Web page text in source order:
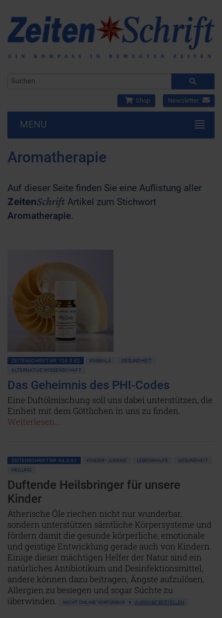
Shop Newsletter
MENU
Aromatherapie
Auf dieser Seite finden Sie eine Auflistung aller
ZeitenSchrift Artikel zum Stichwort
Aromatherapie.
ZEITENSCHRIFT NR. 124, S.62 KABBALA
GESUNDHEIT
ALTERNATIVE WISSENSCHAFT
Das Geheimnis des PHI-Codes
Eine Duftölmischung soll uns dabei unterstützen, die
Einheit mit dem Göttlichen in uns zu finden.
Weiterlesen...
ZEITENSCHRIFT NR. 94, S.61 KINDER • JUGEND LEBENSHILFE
GESUNDHEIT
HEILUNG
Duftende Heilsbringer für unsere
Kinder
Ätherische Öle riechen nicht nur wunderbar,
sondern unterstützen sämtliche Körpersysteme und
fördern damit die gesunde körperliche, emotionale
und geistige Entwicklung gerade auch von Kindern.
Einige dieser mächtigen Helfer der Natur sind ein
natürliches Antibiotikum und Desinfektionsmittel,
andere können dazu beitragen, Ängste aufzulösen,
Allergien zu besiegen und sogar Süchte zu
überwinden.
NICHT ONLINE VERFÜGBAR AUSGABE BESTELLEN